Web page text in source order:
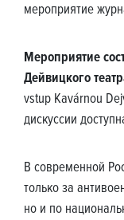
мероприятие
Мероприятие
Дейвицкого
vstup Kavárnou
дискуссии
В современной
только за
но и по